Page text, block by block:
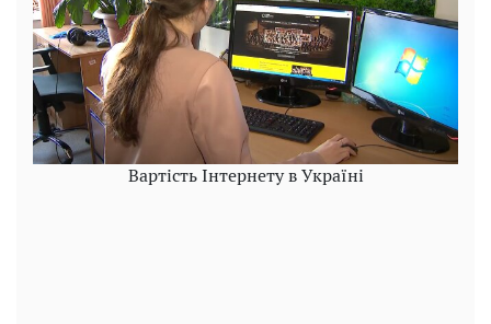
Вартість Інтернету в Україні